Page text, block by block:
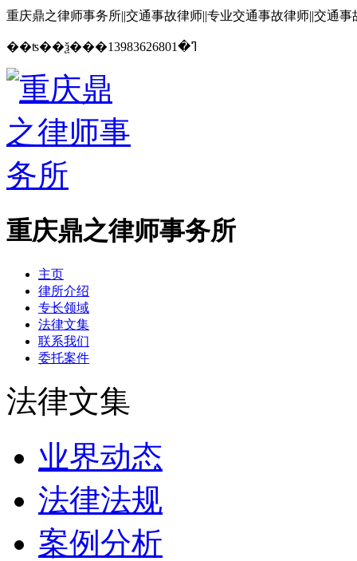
重庆鼎之律师事务所||交通事故律师||专业交通事故律师||交通事
��ʦ��ѯ���ߣ�13983626801
重庆鼎之律师事务所
主页
律所介绍
专长领域
法律文集
联系我们
委托案件
法律文集
业界动态
法律法规
案例分析